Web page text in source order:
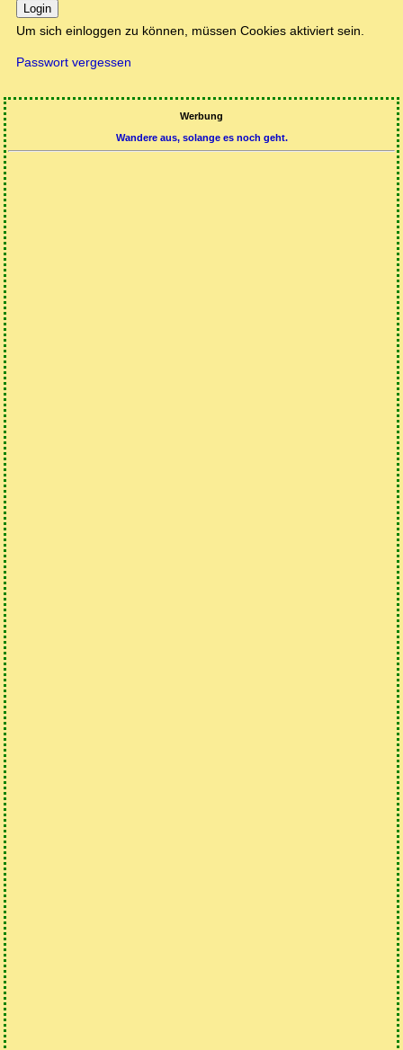
Login
Um sich einloggen zu können, müssen Cookies aktiviert sein.
Passwort vergessen
Werbung
Wandere aus, solange es noch geht.